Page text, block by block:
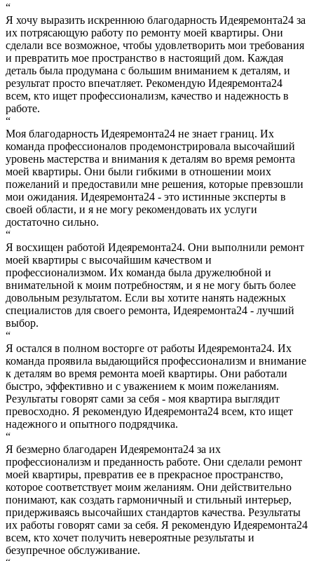
“
Я хочу выразить искреннюю благодарность Идеяремонта24 за
их потрясающую работу по ремонту моей квартиры. Они
сделали все возможное, чтобы удовлетворить мои требования
и превратить мое пространство в настоящий дом. Каждая
деталь была продумана с большим вниманием к деталям, и
результат просто впечатляет. Рекомендую Идеяремонта24
всем, кто ищет профессионализм, качество и надежность в
работе.
“
Моя благодарность Идеяремонта24 не знает границ. Их
команда профессионалов продемонстрировала высочайший
уровень мастерства и внимания к деталям во время ремонта
моей квартиры. Они были гибкими в отношении моих
пожеланий и предоставили мне решения, которые превзошли
мои ожидания. Идеяремонта24 - это истинные эксперты в
своей области, и я не могу рекомендовать их услуги
достаточно сильно.
“
Я восхищен работой Идеяремонта24. Они выполнили ремонт
моей квартиры с высочайшим качеством и
профессионализмом. Их команда была дружелюбной и
внимательной к моим потребностям, и я не могу быть более
довольным результатом. Если вы хотите нанять надежных
специалистов для своего ремонта, Идеяремонта24 - лучший
выбор.
“
Я остался в полном восторге от работы Идеяремонта24. Их
команда проявила выдающийся профессионализм и внимание
к деталям во время ремонта моей квартиры. Они работали
быстро, эффективно и с уважением к моим пожеланиям.
Результаты говорят сами за себя - моя квартира выглядит
превосходно. Я рекомендую Идеяремонта24 всем, кто ищет
надежного и опытного подрядчика.
“
Я безмерно благодарен Идеяремонта24 за их
профессионализм и преданность работе. Они сделали ремонт
моей квартиры, превратив ее в прекрасное пространство,
которое соответствует моим желаниям. Они действительно
понимают, как создать гармоничный и стильный интерьер,
придерживаясь высочайших стандартов качества. Результаты
их работы говорят сами за себя. Я рекомендую Идеяремонта24
всем, кто хочет получить невероятные результаты и
безупречное обслуживание.